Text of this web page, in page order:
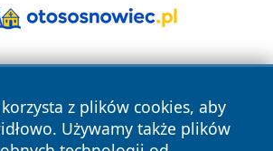
z plików cookies, aby
Używamy także plików